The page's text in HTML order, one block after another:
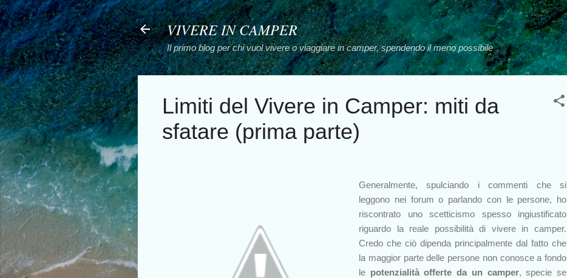
Passa ai contenuti principali
VIVERE IN CAMPER
Il primo blog per chi vuol vivere o viaggiare in camper, spendendo il meno possibile
Limiti del Vivere in Camper: miti da
sfatare (prima parte)
Generalmente, spulciando i commenti che si
leggono nei forum o parlando con le persone, ho
riscontrato uno scetticismo spesso ingiustificato
riguardo la reale possibilità di vivere in camper.
Credo che ciò dipenda principalmente dal fatto che
la maggior parte delle persone non conosce a fondo
le potenzialità offerte da un camper, specie se